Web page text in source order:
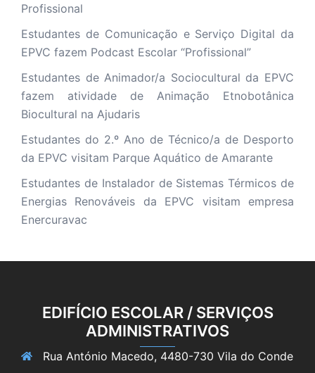
Profissional
Estudantes de Comunicação e Serviço Digital da
EPVC fazem Podcast Escolar “Profissional”
Estudantes de Animador/a Sociocultural da EPVC
fazem atividade de Animação Etnobotânica
Biocultural na Ajudaris
Estudantes do 2.º Ano de Técnico/a de Desporto
da EPVC visitam Parque Aquático de Amarante
Estudantes de Instalador de Sistemas Térmicos de
Energias Renováveis da EPVC visitam empresa
Enercuravac
EDIFÍCIO ESCOLAR / SERVIÇOS
ADMINISTRATIVOS
Rua António Macedo, 4480-730 Vila do Conde